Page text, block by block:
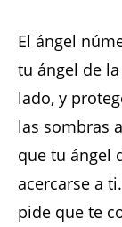
El ángel
tu ángel de
lado, y
las sombras
que tu ángel
acercarse a
pide que te